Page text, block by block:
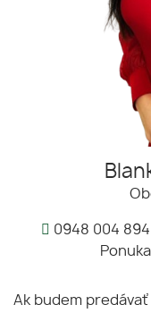
0948 004 894
Ak budem